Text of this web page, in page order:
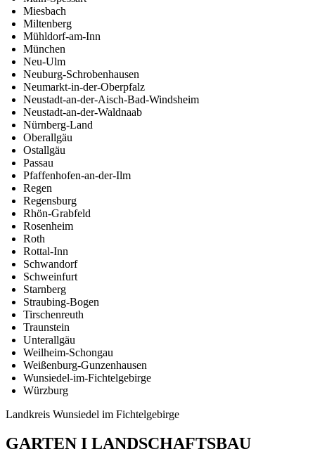
Miesbach
Miltenberg
Mühldorf-am-Inn
München
Neu-Ulm
Neuburg-Schrobenhausen
Neumarkt-in-der-Oberpfalz
Neustadt-an-der-Aisch-Bad-Windsheim
Neustadt-an-der-Waldnaab
Nürnberg-Land
Oberallgäu
Ostallgäu
Passau
Pfaffenhofen-an-der-Ilm
Regen
Regensburg
Rhön-Grabfeld
Rosenheim
Roth
Rottal-Inn
Schwandorf
Schweinfurt
Starnberg
Straubing-Bogen
Tirschenreuth
Traunstein
Unterallgäu
Weilheim-Schongau
Weißenburg-Gunzenhausen
Wunsiedel-im-Fichtelgebirge
Würzburg
Landkreis Wunsiedel im Fichtelgebirge
GARTEN I LANDSCHAFTSBAU